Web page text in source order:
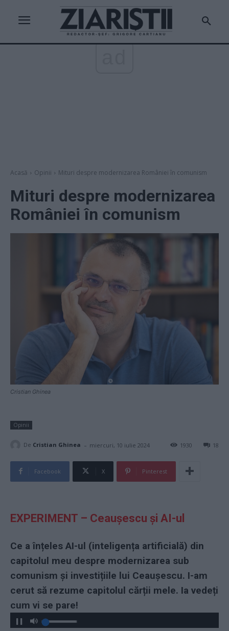
Acasă Opinii Mituri despre modernizarea României în comunism
Mituri despre modernizarea
României în comunism
Cristian Ghinea
Opinii
De Cristian Ghinea - miercuri, 10 iulie 2024 18
1930
Facebook X Pinterest
EXPERIMENT – Ceauşescu şi AI-ul
Ce a înțeles AI-ul (inteligența artificială) din
capitolul meu despre modernizarea sub
comunism şi investițiile lui Ceauşescu. I-am
cerut să rezume capitolul cărții mele. Ia vedeți
cum vi se pare!